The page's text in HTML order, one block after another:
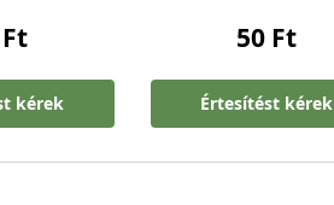
Ft
kérek
50 Ft
Értesítést kérek